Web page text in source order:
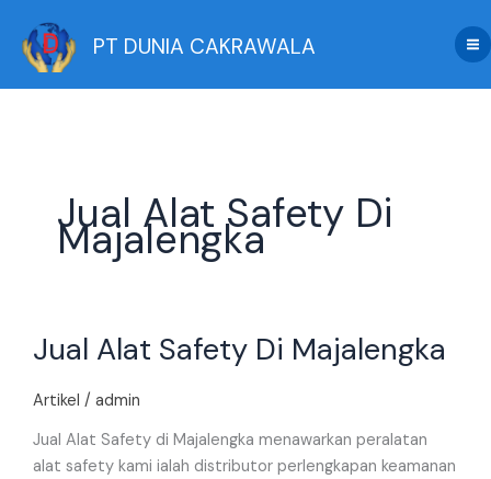
content
PT DUNIA CAKRAWALA
Jual Alat Safety Di
Majalengka
Jual Alat Safety Di Majalengka
Artikel / admin
Jual Alat Safety di Majalengka menawarkan peralatan
alat safety kami ialah distributor perlengkapan keamanan
Alat
Di